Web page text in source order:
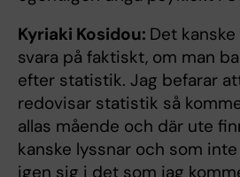
Kyriaki Kosidou: Det
svara på faktiskt, om man
efter statistik. Jag befarar
redovisar statistik så
allas mående och där ute
kanske lyssnar och som
igen sig i det som jag